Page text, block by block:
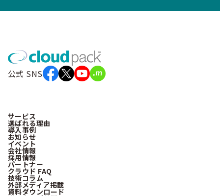
公式 SNS
サービス
選ばれる理由
導入事例
お知らせ
イベント
会社情報
採用情報
パートナー
クラウド FAQ
技術コラム
外部メディア掲載
資料ダウンロード